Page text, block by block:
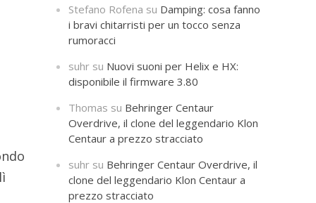
Stefano Rofena su Damping: cosa fanno
i bravi chitarristi per un tocco senza
rumoracci
suhr su Nuovi suoni per Helix e HX:
disponibile il firmware 3.80
Thomas su Behringer Centaur
Overdrive, il clone del leggendario Klon
Centaur a prezzo stracciato
suhr su Behringer Centaur Overdrive, il
clone del leggendario Klon Centaur a
prezzo stracciato